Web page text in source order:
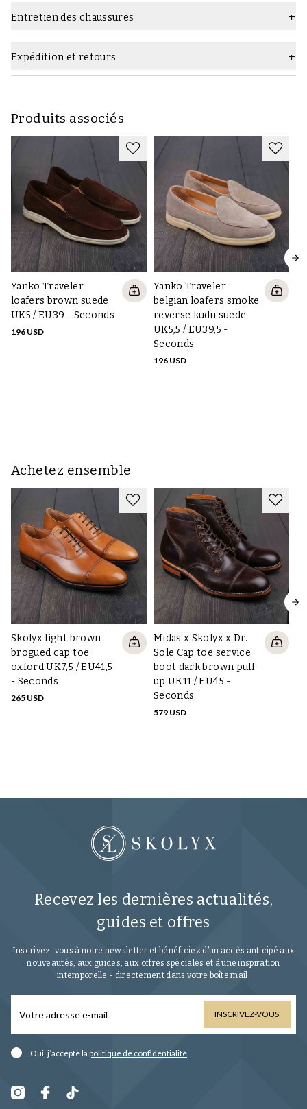
Type Mocassins
Largeur F (standard)
Couleur
Entretien des chaussures
Quels produits d'entretien utiliser :
Expédition et retours
Produits associés
Yanko Traveler
loafers brown suede
UK5 / EU39 - Seconds
196 USD
Yanko Traveler
belgian loafers smoke
reverse kudu suede
UK5,5 / EU39,5 -
Seconds
196 USD
Achetez ensemble
Skolyx light brown
brogued cap toe
oxford UK7,5 / EU41,5
- Seconds
265 USD
Midas x Skolyx x Dr.
Sole Cap toe service
boot dark brown pull-
up UK11 / EU45 -
Seconds
579 USD
Recevez les dernières actualités,
guides et offres
Inscrivez-vous à notre newsletter et bénéficiez d’un accès anticipé aux
nouveautés, aux guides, aux offres spéciales et à une inspiration
intemporelle - directement dans votre boîte mail.
INSCRIVEZ-VOUS
Oui, j’accepte la politique de confidentialité